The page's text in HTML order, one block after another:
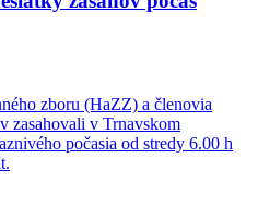
zboru (HaZZ) a členovia
zasahovali v Trnavskom
počasia od stredy 6.00 h